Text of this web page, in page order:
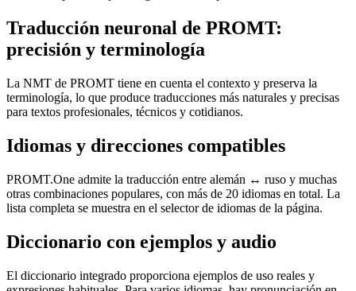
Traducción neuronal de PROMT:
precisión y terminología
La NMT de PROMT tiene en cuenta el contexto y preserva la
terminología, lo que produce traducciones más naturales y precisas
para textos profesionales, técnicos y cotidianos.
Idiomas y direcciones compatibles
PROMT.One admite la traducción entre alemán ↔ ruso y muchas
otras combinaciones populares, con más de 20 idiomas en total. La
lista completa se muestra en el selector de idiomas de la página.
Diccionario con ejemplos y audio
El diccionario integrado proporciona ejemplos de uso reales y